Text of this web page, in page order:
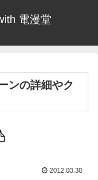
電漫堂
ンの詳細やク
2012.03.30